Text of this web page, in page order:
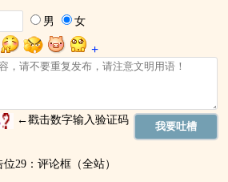
位29：评论框（全站）